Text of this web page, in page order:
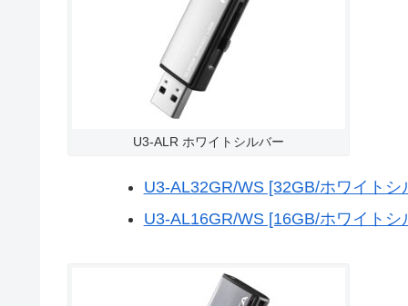
U3-ALR ホワイトシルバー
U3-AL32GR/WS [32GB/ホワイトシ
U3-AL16GR/WS [16GB/ホワイトシ